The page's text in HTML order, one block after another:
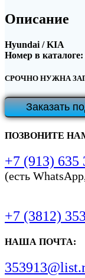
Описание
Hyundai / KIA
Номер в каталоге:
СРОЧНО НУЖНА
Заказать
ПОЗВОНИТЕ
+7 (913) 635
(есть
+7 (3812)
НАША ПОЧТА: